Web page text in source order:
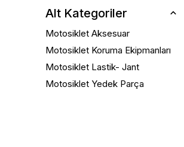
Alt Kategoriler
Motosiklet Aksesuar
Motosiklet Koruma Ekipmanları
Motosiklet Lastik- Jant
Motosiklet Yedek Parça